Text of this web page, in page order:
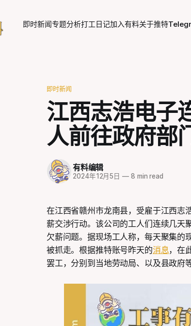
即时新闻专题分析打工日记加入有料关于推特
即时新闻
江西志浩电子
人前往政府部
有料编辑
2024年12月5日 — 8 min read
在江西省赣州市龙南县，受雇于江西志
薪交涉行动。该公司的工人们连续几天
欠薪问题。据现场工人称，每天聚集的
被抓走。根据推特账号昨天的消息，在
罢工，分别到当地劳动局、以及县政府